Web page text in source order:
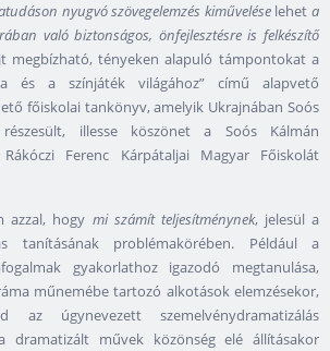
nyugvó szövegelemzés kiműveléseleheta
való biztonságos, önfejlesztésre is felkészítő
megbízható, tényeken alapuló támpontokat a
és a színjáték világához” című alapvető
főiskolai tankönyv, amelyik Ukrajnában Soós
részesült, illesse köszönet a Soós Kálmán
Ferenc Kárpátaljai Magyar Főiskolát
azzal, hogy mi számít teljesítménynek, jelesül a
tanításának problémakörében. Például a
gyakorlathoz igazodó megtanulása,
műnemébe tartozó alkotások elemzésekor,
az úgynevezett szemelvénydramatizálás
dramatizált művek közönség elé állításakor